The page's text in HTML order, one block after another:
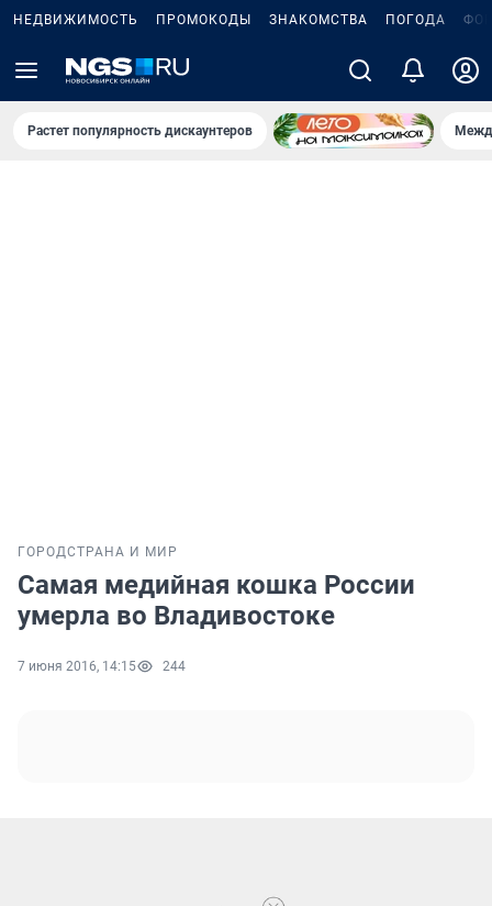
НЕДВИЖИМОСТЬ ПРОМОКОДЫ ЗНАКОМСТВА ПОГОДА
Растет популярность дискаунтеров
ГОРОДСТРАНА И МИР
Самая медийная кошка России
умерла во Владивостоке
7 июня 2016, 14:15 244